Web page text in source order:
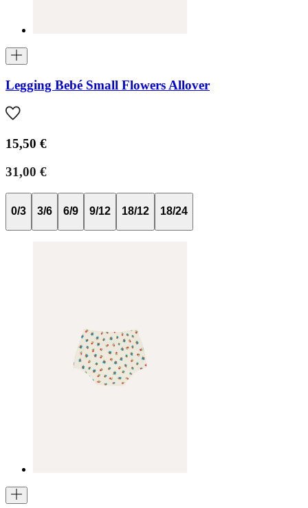
Legging Bebé Small Flowers Allover
15,50 €
31,00 €
0/3 3/6 6/9 9/12 18/12 18/24